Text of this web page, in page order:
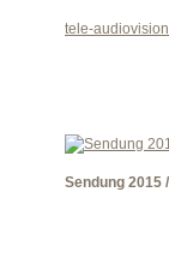
tele-
Sendung 2015